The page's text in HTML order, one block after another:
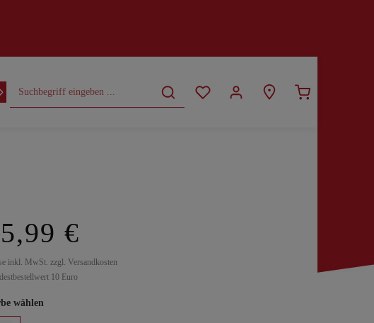
CURVY
€
inkl. MwSt. zzgl. Versandkosten
10 Euro
wählen